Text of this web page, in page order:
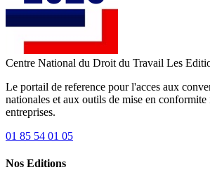
Centre National du Droit du Travail Les
Le portail de reference pour l'acces aux
nationales et aux outils de mise en conformite
entreprises.
01 85 54 01 05
Nos Editions